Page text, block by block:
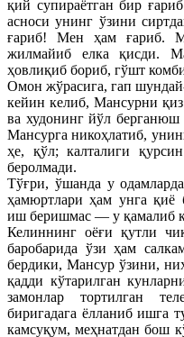
қий супираётган бир
асноси унинг ўзини
ғариб! Мен ҳам ғариб.
жилмайиб елка қисди.
ҳовлиқиб бориб, гўшт
Омон жўрасига, гап
кейин келиб, Мансурни
ва худонинг йўл
Мансурга никоҳлатиб,
ҳе, қўл; калталиги
беролмади.
Тўғри, ўшанда у
ҳамюртлари ҳам унга қиё
иш беришмас — у қамалиб
Келиннинг оёғи қутли
баробарида ўзи ҳам
бердики, Мансур ўзини,
қадди кўтарилган
замонлар тортилган
биригадага ёлланиб ишга
камсуқум, меҳнатдан бош